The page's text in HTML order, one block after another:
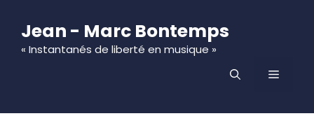
contenu
Jean - Marc Bontemps
« Instantanés de liberté en musique »
MENU